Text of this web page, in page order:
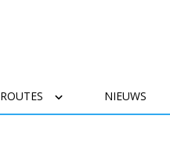
ROUTES NIEUWS